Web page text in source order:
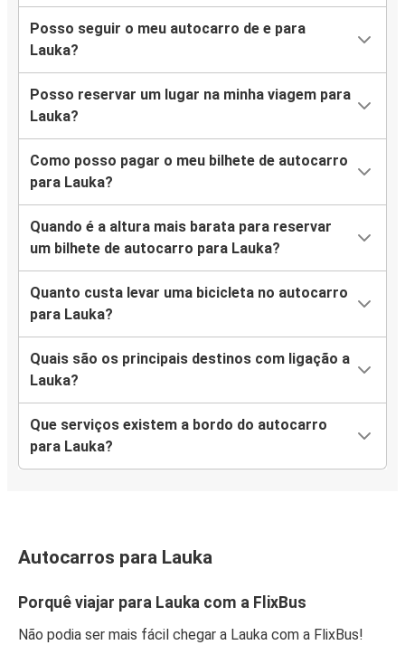
Posso seguir o meu autocarro de e para
Lauka?
Posso reservar um lugar na minha viagem para
Lauka?
Como posso pagar o meu bilhete de autocarro
para Lauka?
Quando é a altura mais barata para reservar
um bilhete de autocarro para Lauka?
Quanto custa levar uma bicicleta no autocarro
para Lauka?
Quais são os principais destinos com ligação a
Lauka?
Que serviços existem a bordo do autocarro
para Lauka?
Autocarros para Lauka
Porquê viajar para Lauka com a FlixBus
Não podia ser mais fácil chegar a Lauka com a FlixBus!